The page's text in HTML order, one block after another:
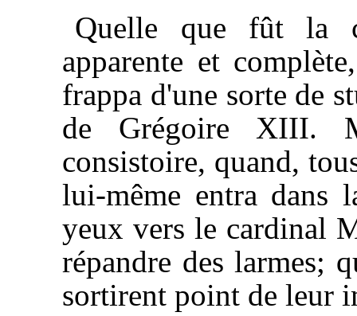
Quelle que fût la
apparente et
frappa d'une sorte de
de Grégoire XIII.
consistoire, quand,
lui-même entra dans
yeux vers le cardinal
répandre des larmes;
sortirent point de leur